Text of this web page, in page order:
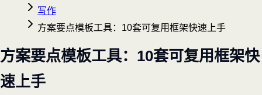
写作
方案要点模板工具：10套可复用框架快速上手
方案要点模板工具：10套可复用框架快
速上手